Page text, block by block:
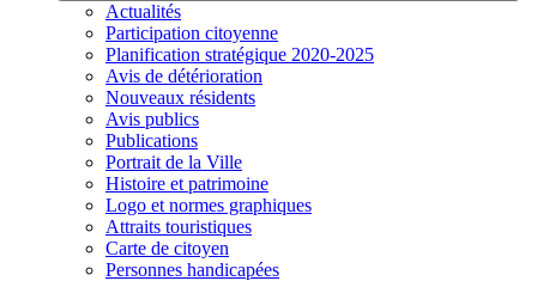
Actualités
Participation citoyenne
Planification stratégique 2020-2025
Avis de détérioration
Nouveaux résidents
Avis publics
Publications
Portrait de la Ville
Histoire et patrimoine
Logo et normes graphiques
Attraits touristiques
Carte de citoyen
Personnes handicapées